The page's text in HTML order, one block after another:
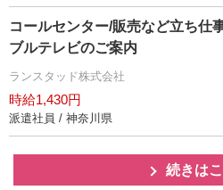
コールセンター/販売など立ち仕
ブルテレビのご案内
ランスタッド株式会社
時給1,430円
派遣社員 / 神奈川県
続きは